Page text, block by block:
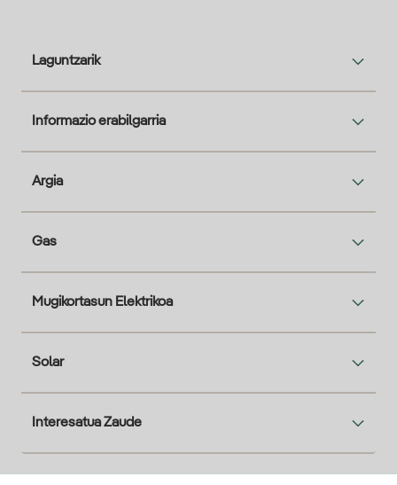
Laguntzarik
Informazio erabilgarria
Argia
Gas
Mugikortasun Elektrikoa
Solar
Interesatua Zaude